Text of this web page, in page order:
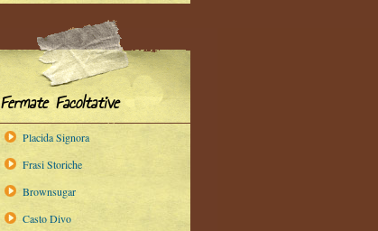
Fermate Facoltative
Placida Signora
Frasi Storiche
Brownsugar
Casto Divo